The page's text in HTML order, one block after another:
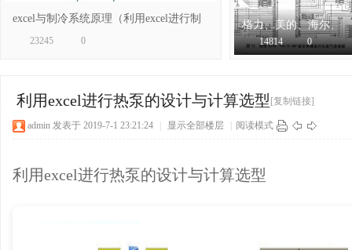
excel与制冷系统原理（利用excel进行制
冷系
23245 0
格力、美的、海尔、
海信、奥克斯几十个
空调
14814 0
利用excel进行热泵的设计与计算选型 [复制链接]
admin 发表于 2019-7-1 23:21:24 显示全部楼层 阅读模式
利用excel进行热泵的设计与计算选型